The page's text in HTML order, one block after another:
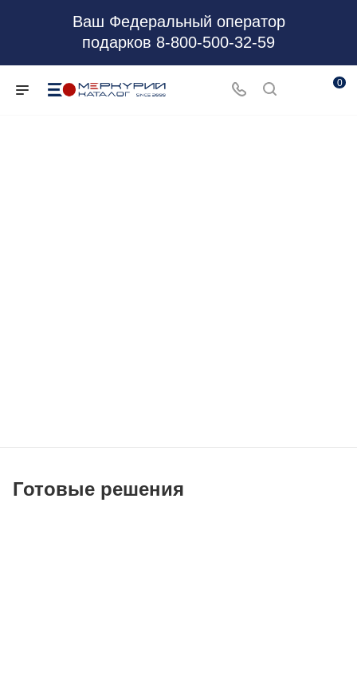
Ваш Федеральный оператор
подарков 8-800-500-32-59
0
Готовые решения